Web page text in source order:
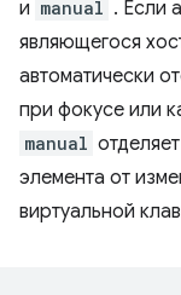
и manual . Если
являющегося
автоматически
при фокусе или
manual
элемента от
виртуальной